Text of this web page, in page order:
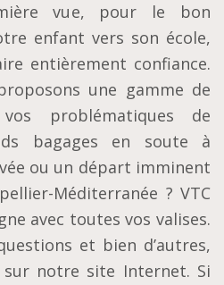
vue, pour le bon
enfant vers son école,
entièrement confiance.
une gamme de
problématiques de
bagages en soute à
ou un départ imminent
Méditerranée ? VTC
avec toutes vos valises.
et bien d’autres,
notre site Internet. Si